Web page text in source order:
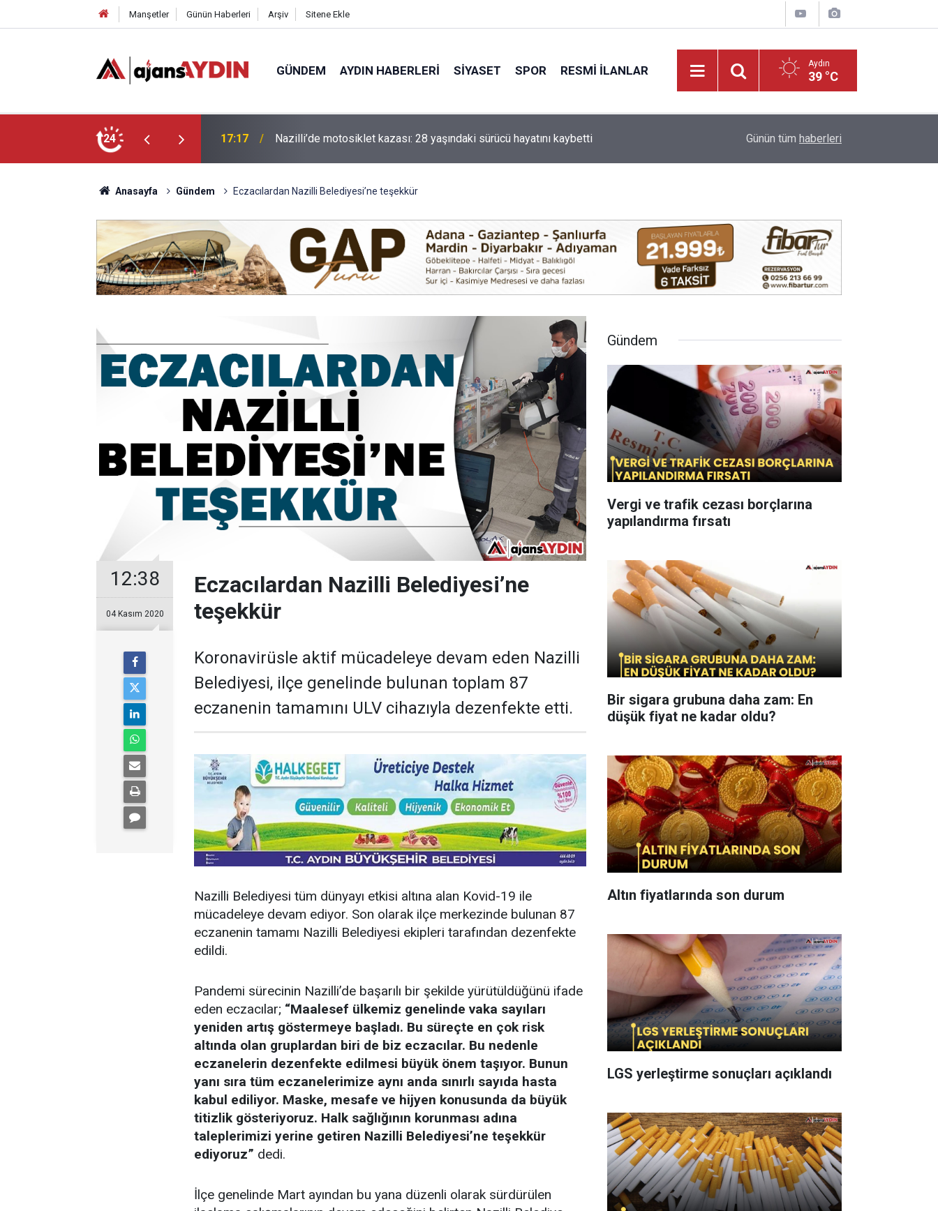
Manşetler Günün Haberleri Arşiv Sitene Ekle
GÜNDEM AYDIN HABERLERI SIYASET SPOR RESMI İLANLAR Aydın
39 °C
24
sürücü hayatını kaybetti 16:44 Başkan Çerçioğlu’ndan Kuyucak’ta Ulaşım Yatırımı Aydınlı Koray Bir Kez Daha Gururlandırdı!
Günün tüm haberleri
Anasayfa Gündem Eczacılardan Nazilli Belediyesi’ne teşekkür
12:38
04 Kasım 2020
Eczacılardan Nazilli Belediyesi’ne
teşekkür
Koronavirüsle aktif mücadeleye devam eden Nazilli
Belediyesi, ilçe genelinde bulunan toplam 87
eczanenin tamamını ULV cihazıyla dezenfekte etti.
Nazilli Belediyesi tüm dünyayı etkisi altına alan Kovid-19 ile
mücadeleye devam ediyor. Son olarak ilçe merkezinde bulunan 87
eczanenin tamamı Nazilli Belediyesi ekipleri tarafından dezenfekte
edildi.
Pandemi sürecinin Nazilli’de başarılı bir şekilde yürütüldüğünü ifade
eden eczacılar; “Maalesef ülkemiz genelinde vaka sayıları
yeniden artış göstermeye başladı. Bu süreçte en çok risk
altında olan gruplardan biri de biz eczacılar. Bu nedenle
eczanelerin dezenfekte edilmesi büyük önem taşıyor. Bunun
yanı sıra tüm eczanelerimize aynı anda sınırlı sayıda hasta
kabul ediliyor. Maske, mesafe ve hijyen konusunda da büyük
titizlik gösteriyoruz. Halk sağlığının korunması adına
taleplerimizi yerine getiren Nazilli Belediyesi’ne teşekkür
ediyoruz” dedi.
İlçe genelinde Mart ayından bu yana düzenli olarak sürdürülen
Gündem
Vergi ve trafik cezası borçlarına
yapılandırma fırsatı
Bir sigara grubuna daha zam: En
düşük fiyat ne kadar oldu?
Altın fiyatlarında son durum
LGS yerleştirme sonuçları açıklandı